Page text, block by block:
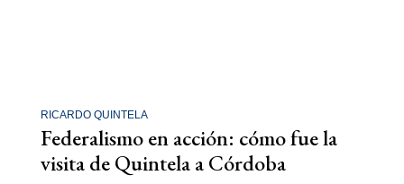
RICARDO QUINTELA
Federalismo en acción: cómo fue la
visita de Quintela a Córdoba